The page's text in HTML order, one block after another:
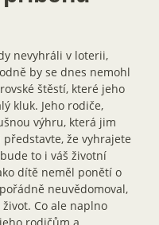
nevyhráli v loterii,
by se dnes nemohl
štěstí, které jeho
kluk. Jeho rodiče,
výhru, která jim
že vyhrajete
to i váš životní
dítě neměl ponětí o
neuvědomoval,
Co ale naplno